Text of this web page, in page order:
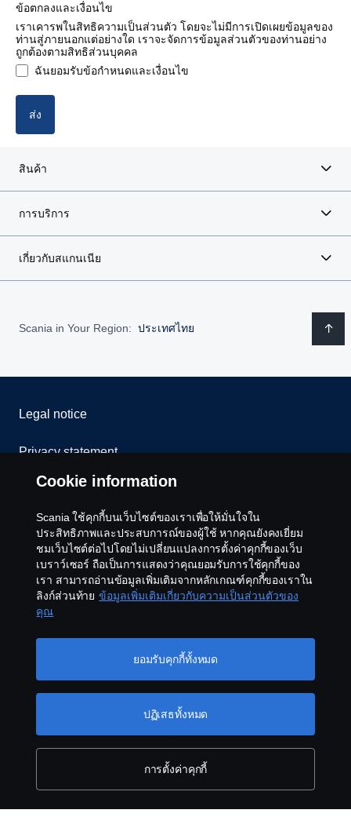
อะไหล่แท้ งานซ่อมและบำรุงรักษา
สัญญางานบริการ
ข้อตกลงและเงื่อนไข
เราเคารพในสิทธิความเป็นส่วนตัว โดยจะไม่มีการเปิดเผยข้อมูลของ
ท่านสู่ภายนอกแต่อย่างใด เราจะจัดการข้อมูลส่วนตัวของท่านอย่าง
ถูกต้องตามสิทธิส่วนบุคคล
ฉันยอมรับข้อกำหนดและเงื่อนไข
ส่ง
สินค้า
การบริการ
เกี่ยวกับสแกนเนีย
Scania in Your Region: ประเทศไทย
Legal notice
Privacy statement
Cookies
Contact us
Whistleblowing
Cookie settings
© Copyright Scania 2026 All rights reserved. Scania
CV AB
Cookie information
Scania ใช้คุกกี้บนเว็บไซต์ของเราเพื่อให้มั่นใจใน
ประสิทธิภาพและประสบการณ์ของผู้ใช้ หากคุณยังคงเยี่ยม
ชมเว็บไซต์ต่อไปโดยไม่เปลี่ยนแปลงการตั้งค่าคุกกี้ของเว็บ
เบราว์เซอร์ ถือเป็นการแสดงว่าคุณยอมรับการใช้คุกกี้ของ
เรา สามารถอ่านข้อมูลเพิ่มเติมจากหลักเกณฑ์คุกกี้ของเราใน
ลิงก์ส่วนท้าย ข้อมูลเพิ่มเติมเกี่ยวกับความเป็นส่วนตัวของ
คุณ
การตั้งค่าคุกกี้
ปฏิเสธทั้งหมด
ยอมรับคุกกี้ทั้งหมด